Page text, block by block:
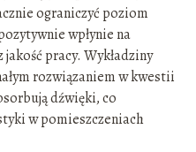
ograniczyć poziom
wpłynie na
pracy. Wykładziny
rozwiązaniem w kwestii
dźwięki, co
w pomieszczeniach